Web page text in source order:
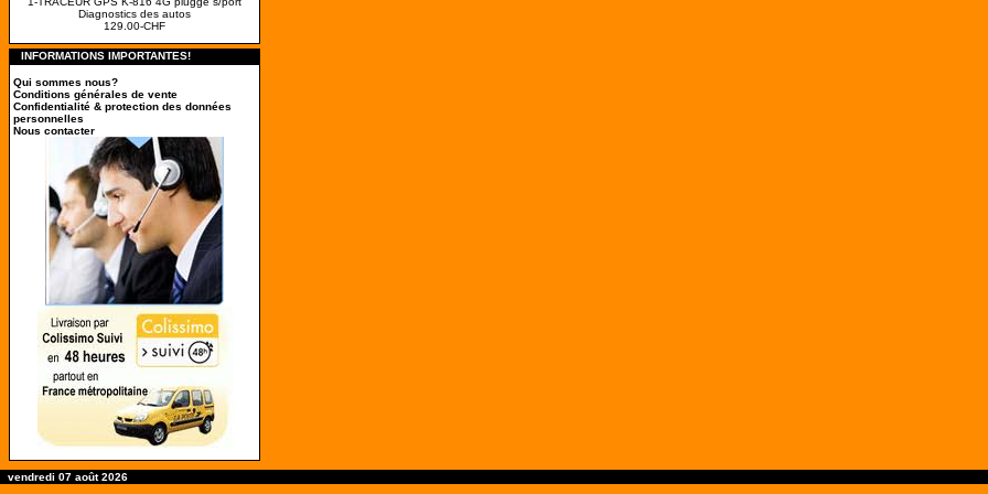
Diagnostics des autos
129.00-CHF
INFORMATIONS IMPORTANTES!
Qui sommes nous?
Conditions générales de vente
Confidentialité & protection des données
personnelles
Nous contacter
vendredi 07 août 2026